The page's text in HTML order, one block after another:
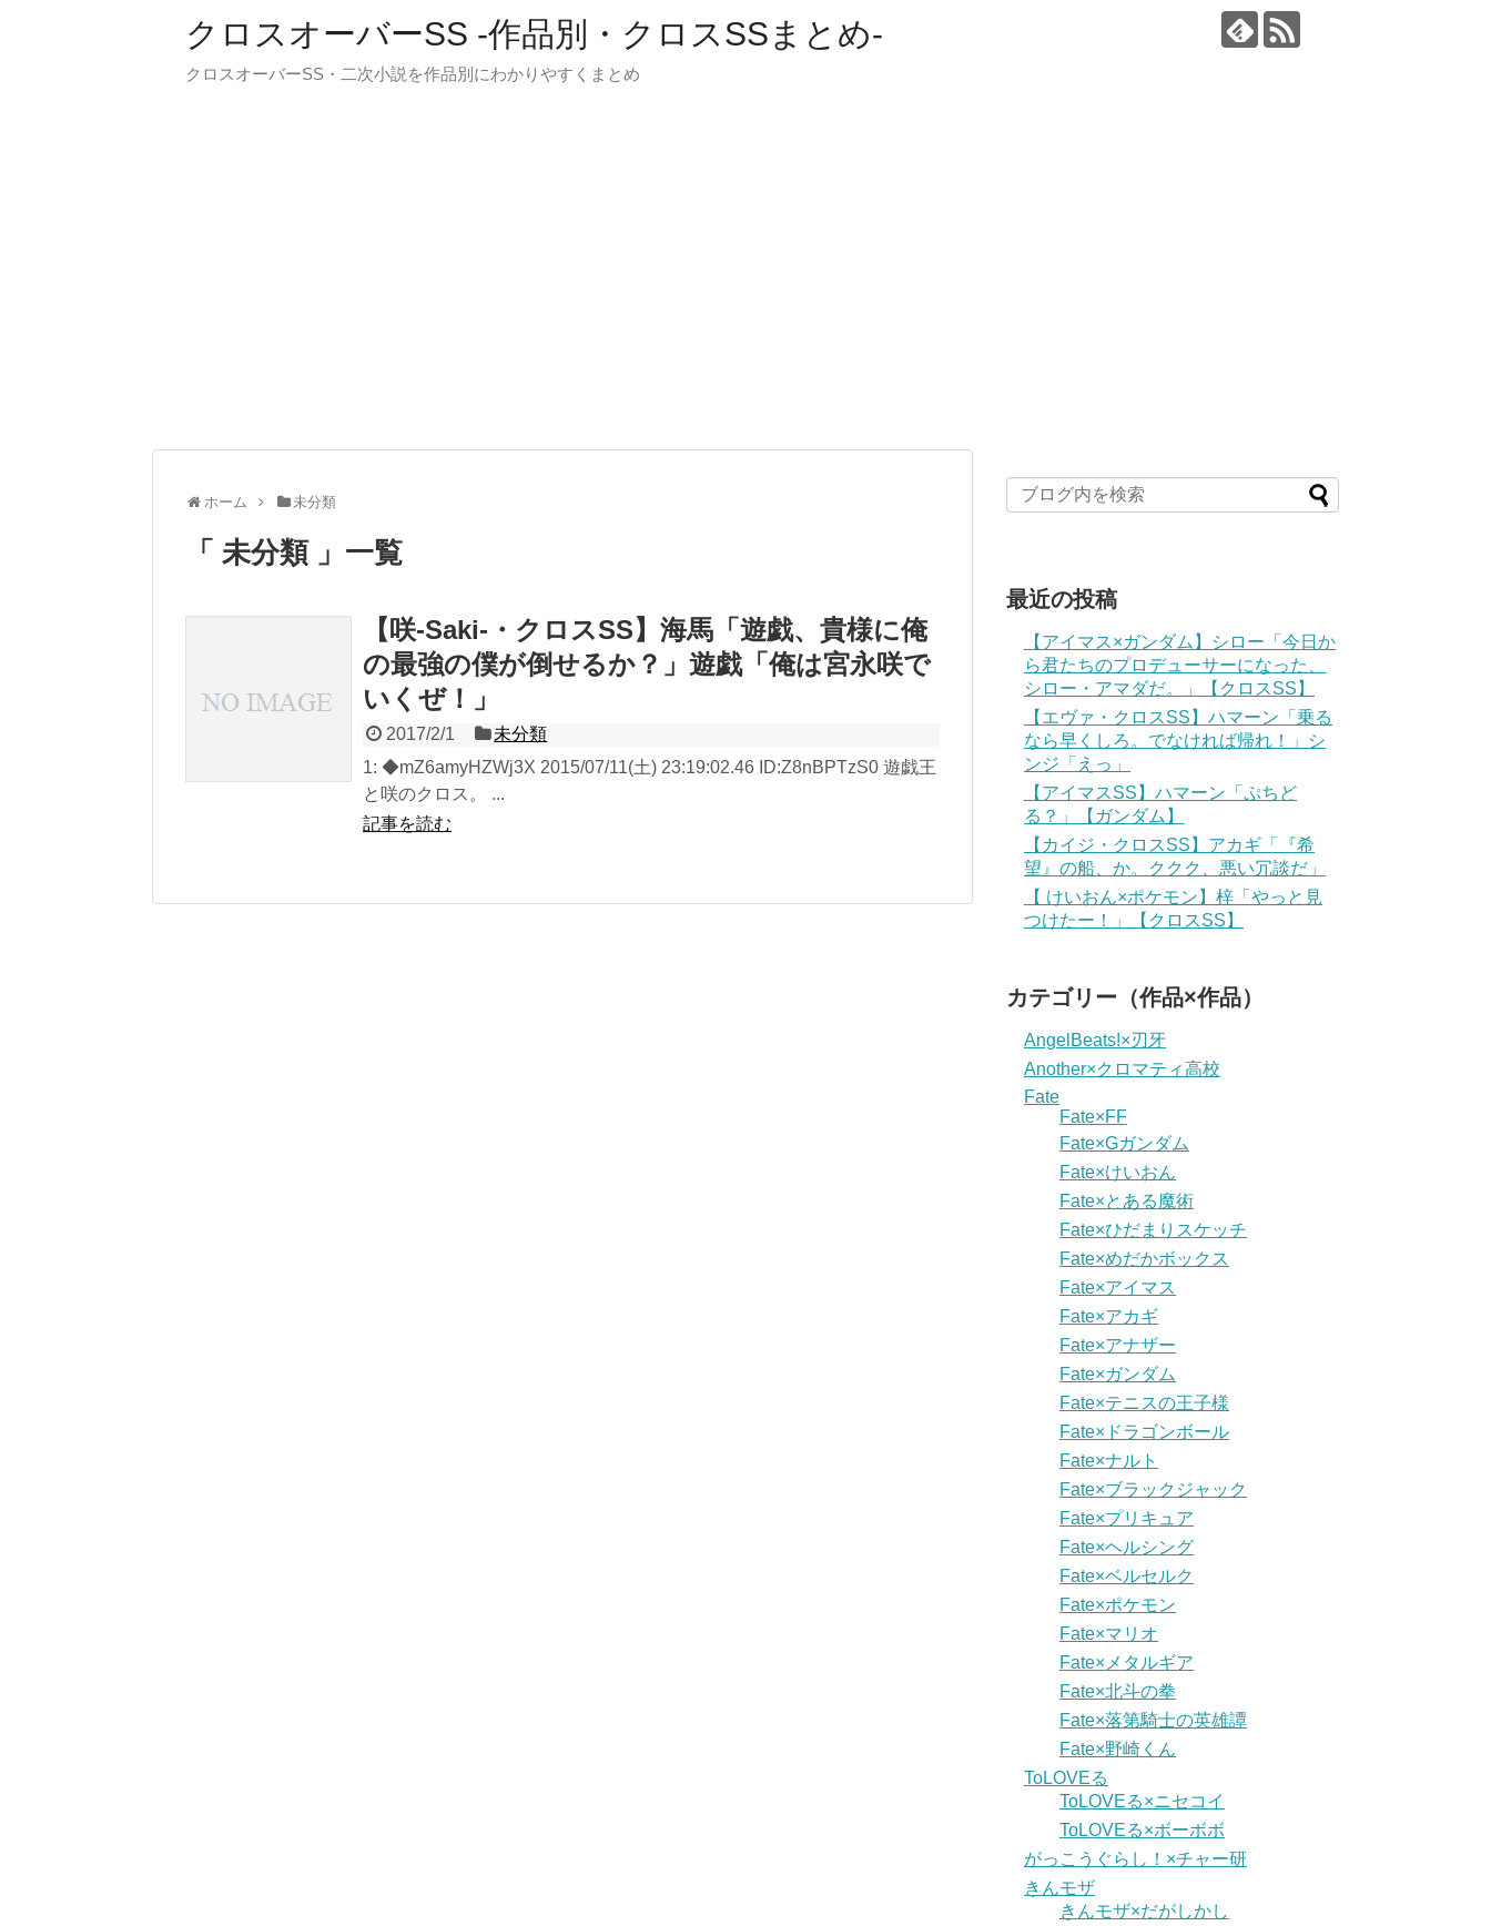
クロスオーバーSS -作品別・クロスSSまとめ-
クロスオーバーSS・二次小説を作品別にわかりやすくまとめ
ホーム 未分類
「 未分類 」一覧
【咲-Saki-・クロスSS】海馬「遊戯、貴様に俺
の最強の僕が倒せるか？」遊戯「俺は宮永咲で
いくぜ！」
2017/2/1
未分類
1: ◆mZ6amyHZWj3X 2015/07/11(土) 23:19:02.46 ID:Z8nBPTzS0 遊戯王
と咲のクロス。 ...
記事を読む
最近の投稿
【アイマス×ガンダム】シロー「今日か
ら君たちのプロデューサーになった、
シロー・アマダだ。」【クロスSS】
【エヴァ・クロスSS】ハマーン「乗る
なら早くしろ。でなければ帰れ！」シ
ンジ「えっ」
【アイマスSS】ハマーン「ぷちど
る？」【ガンダム】
【カイジ・クロスSS】アカギ「『希
望』の船、か。ククク、悪い冗談だ」
【 けいおん×ポケモン】梓「やっと見
つけたー！」【クロスSS】
カテゴリー（作品×作品）
AngelBeats!×刃牙
Another×クロマティ高校
Fate
Fate×FF
Fate×Gガンダム
Fate×けいおん
Fate×とある魔術
Fate×ひだまりスケッチ
Fate×めだかボックス
Fate×アイマス
Fate×アカギ
Fate×アナザー
Fate×ガンダム
Fate×テニスの王子様
Fate×ドラゴンボール
Fate×ナルト
Fate×ブラックジャック
Fate×プリキュア
Fate×ヘルシング
Fate×ベルセルク
Fate×ポケモン
Fate×マリオ
Fate×メタルギア
Fate×北斗の拳
Fate×落第騎士の英雄譚
Fate×野崎くん
ToLOVEる
ToLOVEる×ニセコイ
ToLOVEる×ボーボボ
がっこうぐらし！×チャー研
きんモザ
きんモザ×だがしかし